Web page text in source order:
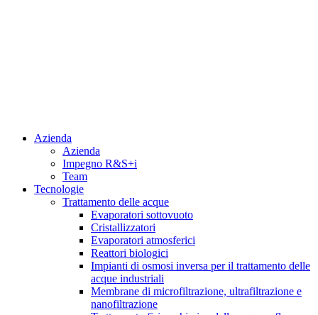
Azienda
Azienda
Impegno R&S+i
Team
Tecnologie
Trattamento delle acque
Evaporatori sottovuoto
Cristallizzatori
Evaporatori atmosferici
Reattori biologici
Impianti di osmosi inversa per il trattamento delle
acque industriali
Membrane di microfiltrazione, ultrafiltrazione e
nanofiltrazione